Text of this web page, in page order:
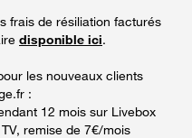
frais de résiliation facturés
disponible ici.
les nouveaux clients
:
12 mois sur Livebox
remise de 7€/mois